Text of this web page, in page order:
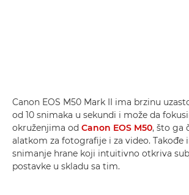
Canon EOS M50 Mark II ima brzinu
od 10 snimaka u sekundi i može da
okruženjima od Canon EOS M50, što ga
alatkom za fotografije i za video. Takođe
snimanje hrane koji intuitivno otkriva
postavke u skladu sa tim.